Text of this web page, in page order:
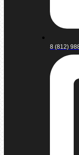
8 (812)